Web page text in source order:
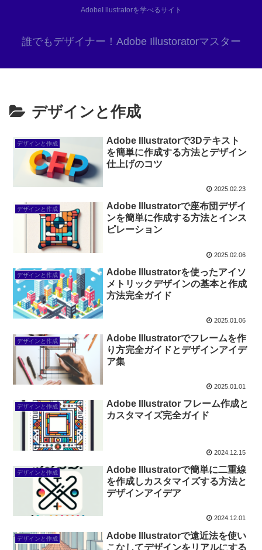
AdobeI llustratorを学べるサイト
誰でもデザイナー！Adobe Illustoratorマスター
デザインと作成
デザインと作成
Adobe Illustratorで3Dテキスト
を簡単に作成する方法とデザイン
仕上げのコツ
2025.02.23
デザインと作成
Adobe Illustratorで座布団デザイ
ンを簡単に作成する方法とインス
ピレーション
2025.02.06
デザインと作成
Adobe Illustratorを使ったアイソ
メトリックデザインの基本と作成
方法完全ガイド
2025.01.06
デザインと作成
Adobe Illustratorでフレームを作
り方完全ガイドとデザインアイデ
ア集
2025.01.01
デザインと作成
Adobe Illustrator フレーム作成と
カスタマイズ完全ガイド
2024.12.15
デザインと作成
Adobe Illustratorで簡単に二重線
を作成しカスタマイズする方法と
デザインアイデア
2024.12.01
デザインと作成
Adobe Illustratorで遠近法を使い
こなしてデザインをリアルにする